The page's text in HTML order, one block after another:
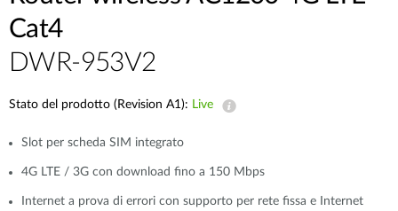
Cat4
DWR-953V2
Stato del prodotto (Revision A1): Live
Slot per scheda SIM integrato
4G LTE / 3G con download fino a 150 Mbps
Internet a prova di errori con supporto per rete fissa e Internet